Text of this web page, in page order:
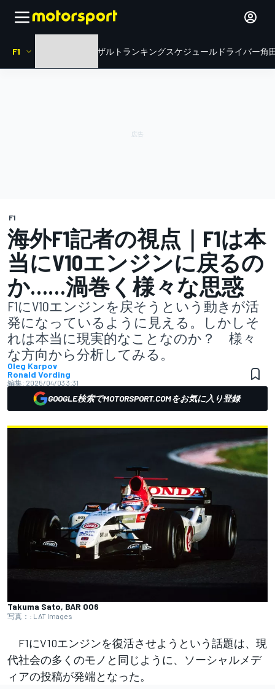
F1 リザルト ランキングスケジュール ドライバー角
F1
海外F1記者の視点｜F1は本
当にV10エンジンに戻るの
か……渦巻く様々な思惑
F1にV10エンジンを戻そうという動きが活
発になっているように見える。しかしそ
れは本当に現実的なことなのか？ 様々
な方向から分析してみる。
Oleg Karpov
Ronald Vording
編集: 2025/04/03 3:31
GOOGLE検索でMOTORSPORT.COMをお気に入り登録
Takuma Sato, BAR 006
写真：: LAT Images
F1にV10エンジンを復活させようという話題は、現
代社会の多くのモノと同じように、ソーシャルメデ
ィアの投稿が発端となった。